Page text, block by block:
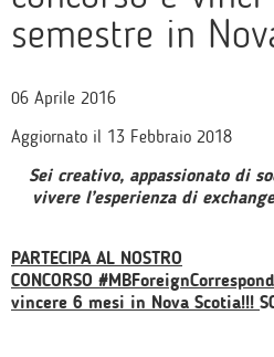
semestre in
06 Aprile 2016
Aggiornato il 13 Febbraio 2018
Sei creativo, appassionato di
vivere l’esperienza di
PARTECIPA AL NOSTRO
CONCORSO
vincere 6 mesi in Nova Scotia!!!